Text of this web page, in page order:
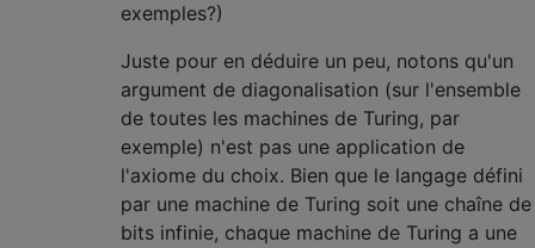
exemples?)
Juste pour en déduire un peu, notons qu'un
argument de diagonalisation (sur l'ensemble
de toutes les machines de Turing, par
exemple) n'est pas une application de
l'axiome du choix. Bien que le langage défini
par une machine de Turing soit une chaîne de
bits infinie, chaque machine de Turing a une